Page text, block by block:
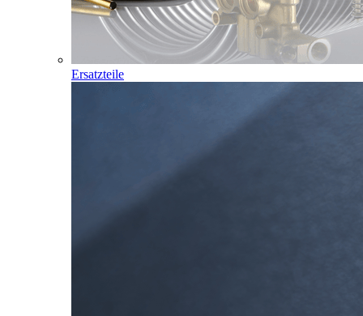
Ersatzteile